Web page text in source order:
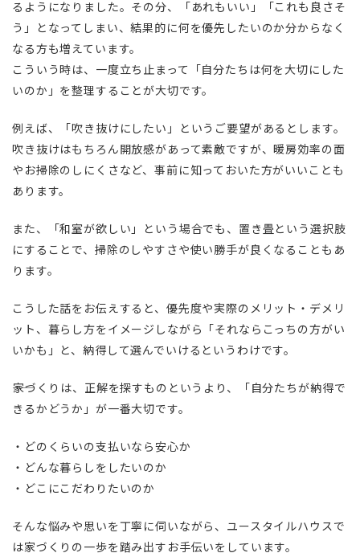
るようになりました。その分、「あれもいい」「これも良さそ
う」となってしまい、結果的に何を優先したいのか分からなく
なる方も増えています。
こういう時は、一度立ち止まって「自分たちは何を大切にした
いのか」を整理することが大切です。
例えば、「吹き抜けにしたい」というご要望があるとします。
吹き抜けはもちろん開放感があって素敵ですが、暖房効率の面
やお掃除のしにくさなど、事前に知っておいた方がいいことも
あります。
また、「和室が欲しい」という場合でも、置き畳という選択肢
にすることで、掃除のしやすさや使い勝手が良くなることもあ
ります。
こうした話をお伝えすると、優先度や実際のメリット・デメリ
ット、暮らし方をイメージしながら「それならこっちの方がい
いかも」と、納得して選んでいけるというわけです。
――家づくりは、正解を探すものというより、「自分たちが納得で
きるかどうか」が一番大切です。
・どのくらいの支払いなら安心か
・どんな暮らしをしたいのか
・どこにこだわりたいのか
そんな悩みや思いを丁寧に伺いながら、ユースタイルハウスで
は家づくりの一歩を踏み出すお手伝いをしています。